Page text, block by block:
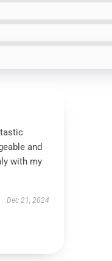
and
with my
Dec 21, 2024